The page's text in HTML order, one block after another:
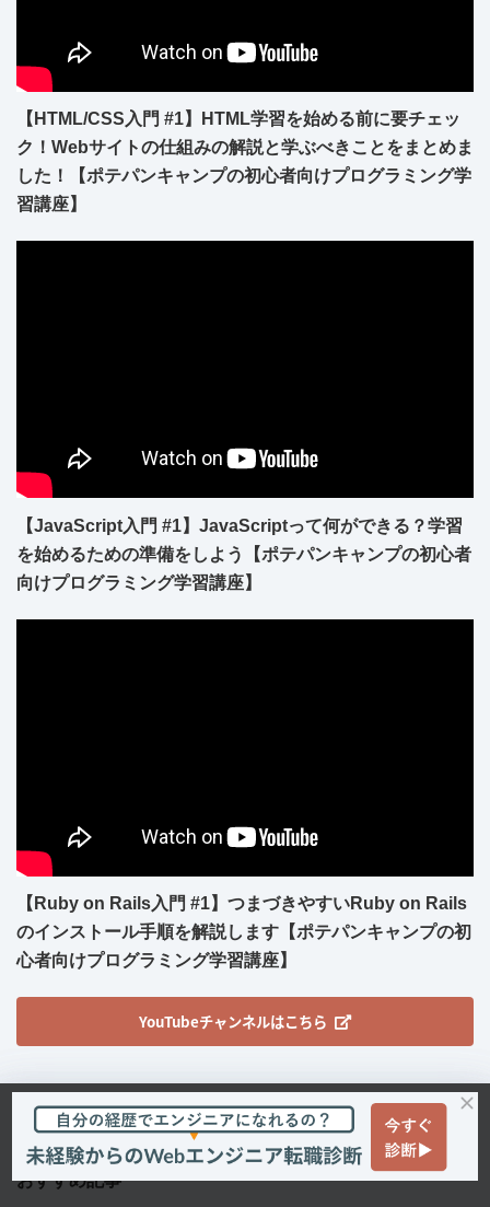
【HTML/CSS入門 #1】HTML学習を始める前に要チェッ
ク！Webサイトの仕組みの解説と学ぶべきことをまとめま
した！【ポテパンキャンプの初心者向けプログラミング学
習講座】
【JavaScript入門 #1】JavaScriptって何ができる？学習
を始めるための準備をしよう【ポテパンキャンプの初心者
向けプログラミング学習講座】
【Ruby on Rails入門 #1】つまづきやすいRuby on Rails
のインストール手順を解説します【ポテパンキャンプの初
心者向けプログラミング学習講座】
YouTubeチャンネルはこちら
RECOMMEND
おすすめ記事